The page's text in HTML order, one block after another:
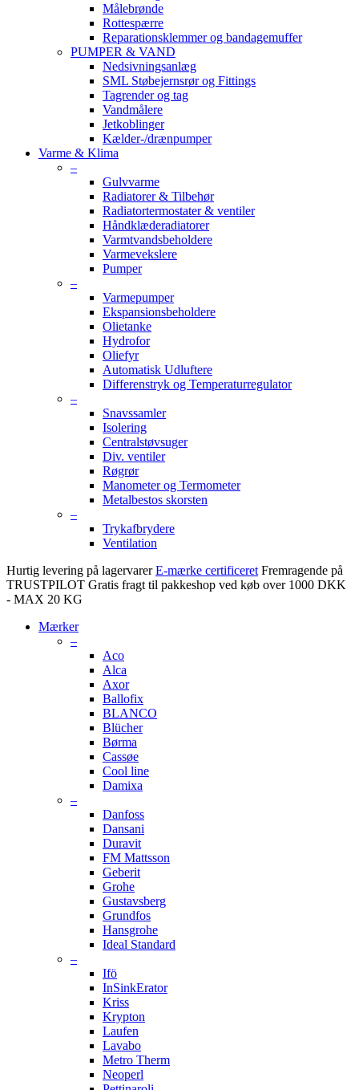
Målebrønde
Rottespærre
Reparationsklemmer og bandagemuffer
PUMPER & VAND
Nedsivningsanlæg
SML Støbejernsrør og Fittings
Tagrender og tag
Vandmålere
Jetkoblinger
Kælder-/drænpumper
Varme & Klima
–
Gulvvarme
Radiatorer & Tilbehør
Radiatortermostater & ventiler
Håndklæderadiatorer
Varmtvandsbeholdere
Varmevekslere
Pumper
–
Varmepumper
Ekspansionsbeholdere
Olietanke
Hydrofor
Oliefyr
Automatisk Udluftere
Differenstryk og Temperaturregulator
–
Snavssamler
Isolering
Centralstøvsuger
Div. ventiler
Røgrør
Manometer og Termometer
Metalbestos skorsten
–
Trykafbrydere
Ventilation
Hurtig levering på lagervarer E-mærke certificeret Fremragende på
TRUSTPILOT Gratis fragt til pakkeshop ved køb over 1000 DKK
- MAX 20 KG
Mærker
–
Aco
Alca
Axor
Ballofix
BLANCO
Blücher
Børma
Cassøe
Cool line
Damixa
–
Danfoss
Dansani
Duravit
FM Mattsson
Geberit
Grohe
Gustavsberg
Grundfos
Hansgrohe
Ideal Standard
–
Ifö
InSinkErator
Kriss
Krypton
Laufen
Lavabo
Metro Therm
Neoperl